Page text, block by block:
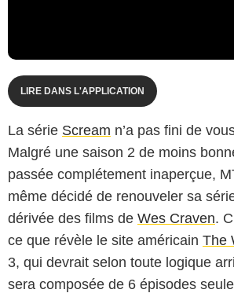
LIRE DANS L'APPLICATION
La série Scream n’a pas fini de
Malgré une saison 2 de moins
passée complétement inaperçue,
même décidé de renouveler sa
dérivée des films de Wes Craven.
ce que révèle le site américain The
3, qui devrait selon toute logique
sera composée de 6 épisodes